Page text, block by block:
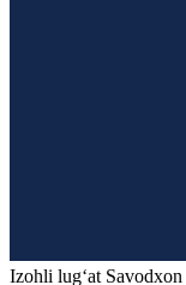
Izohli lugʻat Savodxon